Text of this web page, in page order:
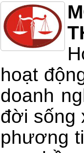
hoạt
doanh
đời sống
phương